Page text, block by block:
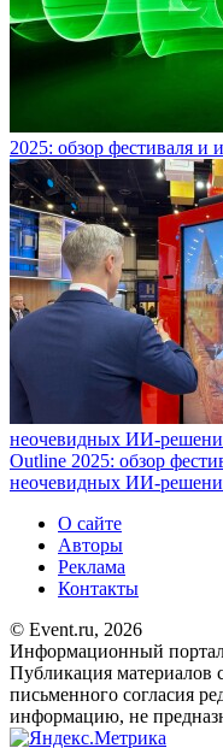
2025: обзор фестиваля и
неочевидных ИИ-
Outline 2025: обзор
неочевидных ИИ-
О сайте
Авторы
Реклама
Контакты
© Event.ru, 2026
Информационный
Публикация материалов
письменного согласия
информацию, не